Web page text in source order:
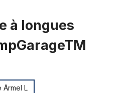
à longues
Ärmel L